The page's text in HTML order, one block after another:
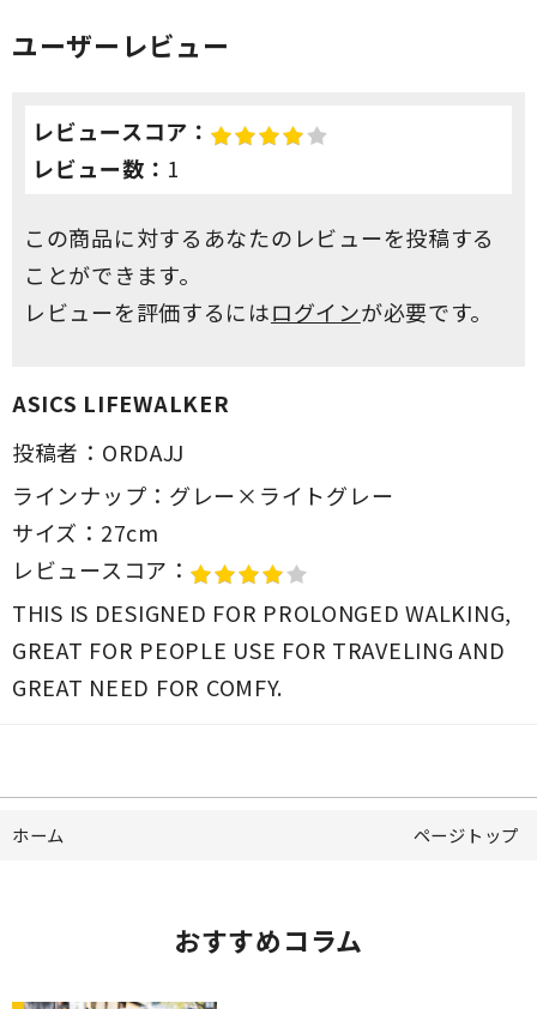
ユーザーレビュー
レビュースコア：
レビュー数： 1
この商品に対するあなたのレビューを投稿する
ことができます。
レビューを評価するにはログインが必要です。
ASICS LIFEWALKER
投稿者： ORDAJJ
ラインナップ： グレー×ライトグレー
サイズ： 27cm
レビュースコア：
THIS IS DESIGNED FOR PROLONGED WALKING,
GREAT FOR PEOPLE USE FOR TRAVELING AND
GREAT NEED FOR COMFY.
ホーム ページトップ
おすすめコラム